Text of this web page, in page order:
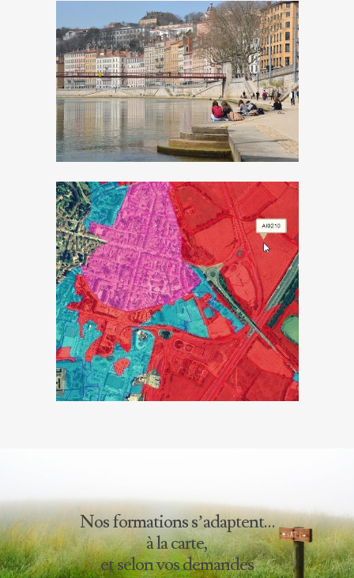
Nos formations s’adaptent…
à la carte,
et selon vos demandes